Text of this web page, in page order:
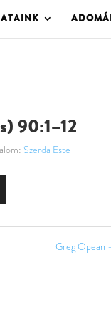
90:1–12
Szerda Este
Greg Opean